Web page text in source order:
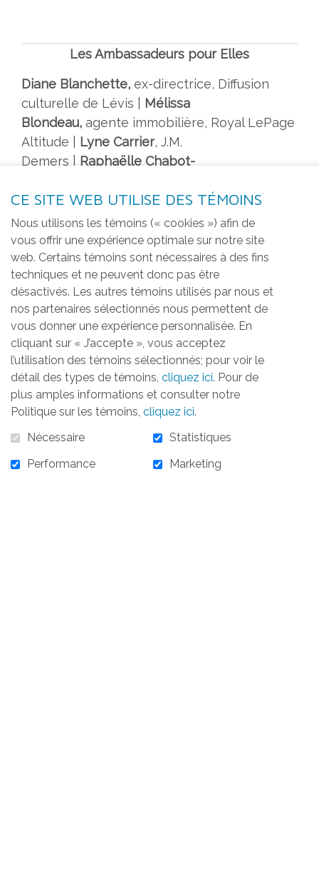
Les Ambassadeurs pour Elles
Diane Blanchette, ex-directrice, Diffusion
culturelle de Lévis |
Mélissa
Blondeau, agente immobilière, Royal LePage
Altitude | Lyne Carrier, J.M.
Demers | Raphaëlle Chabot-
ex-conseillère à Ville de Lévis |Geneviève
Lemieux,directrice des Ressources
humaines, Pepsi Alex Coulombe |Sabrina
Lévesque , consultante, Trio
Consultation |Marie-Ève Malenfant
KSA avocats et notaires |Michelle
Paré,directrice générale, Fondation Jonction
pour Elle,Marie Rodrigue,vice-
présidente Ressources
humaines, Dessercom |Julie Tremblay, IG
Gestion privée de patrimoine |David
Turcotte, conseiller en placements, Valeurs
mobilières Desjardins.
Fondation Jonction pour Elle
CE SITE WEB UTILISE DES TÉMOINS
Nous utilisons les témoins (« cookies ») afin de
vous offrir une expérience optimale sur notre site
web. Certains témoins sont nécessaires à des fins
techniques et ne peuvent donc pas être
désactivés. Les autres témoins utilisés par nous et
nos partenaires sélectionnés nous permettent de
vous donner une expérience personnalisée. En
cliquant sur « J’accepte », vous acceptez
l’utilisation des témoins sélectionnés; pour voir le
détail des types de témoins, cliquez ici. Pour de
plus amples informations et consulter notre
Politique sur les témoins, cliquez ici.
Nécessaire
Statistiques
Performance
Marketing